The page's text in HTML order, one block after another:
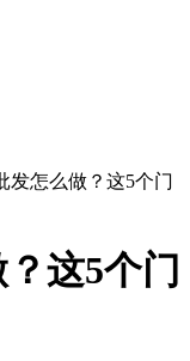
发怎么做？这5个门
这5个门